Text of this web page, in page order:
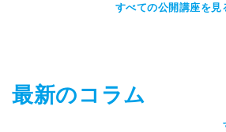
すべての公開講座を見
最新のコラム